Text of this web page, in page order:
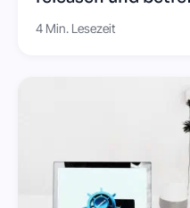
4 Min. Lesezeit